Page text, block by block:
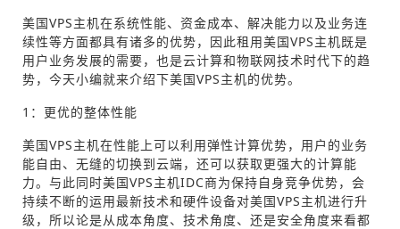
美国VPS主机在系统性能、资金成本、解决能力以及业务连
续性等方面都具有诸多的优势，因此租用美国VPS主机既是
用户业务发展的需要，也是云计算和物联网技术时代下的趋
势，今天小编就来介绍下美国VPS主机的优势。
1：更优的整体性能
美国VPS主机在性能上可以利用弹性计算优势，用户的业务
能自由、无缝的切换到云端，还可以获取更强大的计算能
力。与此同时美国VPS主机IDC商为保持自身竞争优势，会
持续不断的运用最新技术和硬件设备对美国VPS主机进行升
级，所以论是从成本角度、技术角度、还是安全角度来看都